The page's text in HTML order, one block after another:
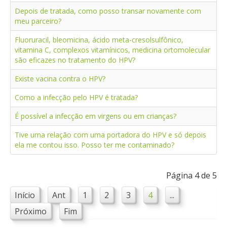
Depois de tratada, como posso transar novamente com
meu parceiro?
Fluoruracil, bleomicina, ácido meta-cresolsulfônico,
vitamina C, complexos vitamínicos, medicina ortomolecular
são eficazes no tratamento do HPV?
Existe vacina contra o HPV?
Como a infecção pelo HPV é tratada?
É possível a infecção em virgens ou em crianças?
Tive uma relação com uma portadora do HPV e só depois
ela me contou isso. Posso ter me contaminado?
Página 4 de 5
Início
Ant 1 2 3 4
...
Próximo
Fim